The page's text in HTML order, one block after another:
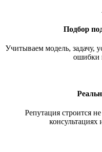
Подбор
Учитываем модель, задачу,
ошибки
Репутация строится
консультациях